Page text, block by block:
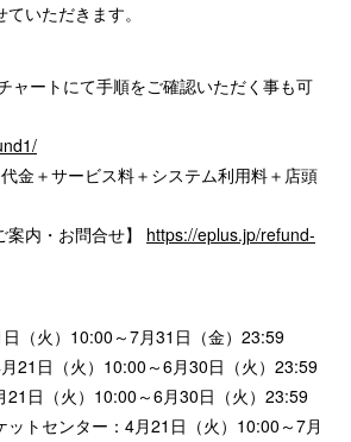
いただきます。
ャートにて手順をご確認いただく事も可
金＋サービス料＋システム利用料＋店頭
案内・お問合せ】 https://eplus.jp/refund-
（火）10:00～7月31日（金）23:59
21日（火）10:00～6月30日（火）23:59
21日（火）10:00～6月30日（火）23:59
ットセンター：4月21日（火）10:00～7月